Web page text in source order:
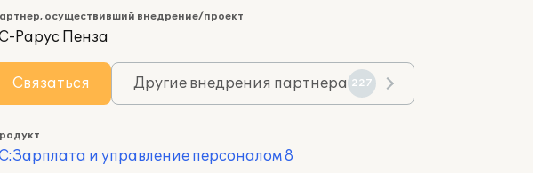
осуществивший внедрение/проект
Рарус Пенза
Связаться Другие внедрения партнера 227
и управление персоналом 8